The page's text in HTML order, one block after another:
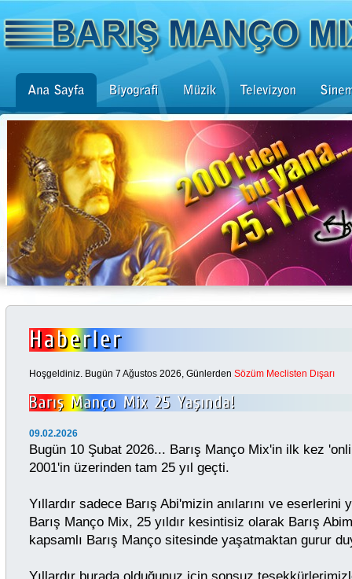
Hoşgeldiniz. Bugün 7 Ağustos 2026, Günlerden Sözüm Meclisten Dışarı
09.02.2026
Bugün 10 Şubat 2026... Barış Manço Mix'in ilk kez
2001'in üzerinden tam 25 yıl geçti.
Yıllardır sadece Barış Abi'mizin anılarını ve eserlerini
Barış Manço Mix, 25 yıldır kesintisiz olarak Barış
kapsamlı Barış Manço sitesinde yaşatmaktan gurur
Yıllardır burada olduğunuz için sonsuz